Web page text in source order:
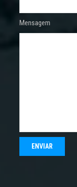
Mensagem